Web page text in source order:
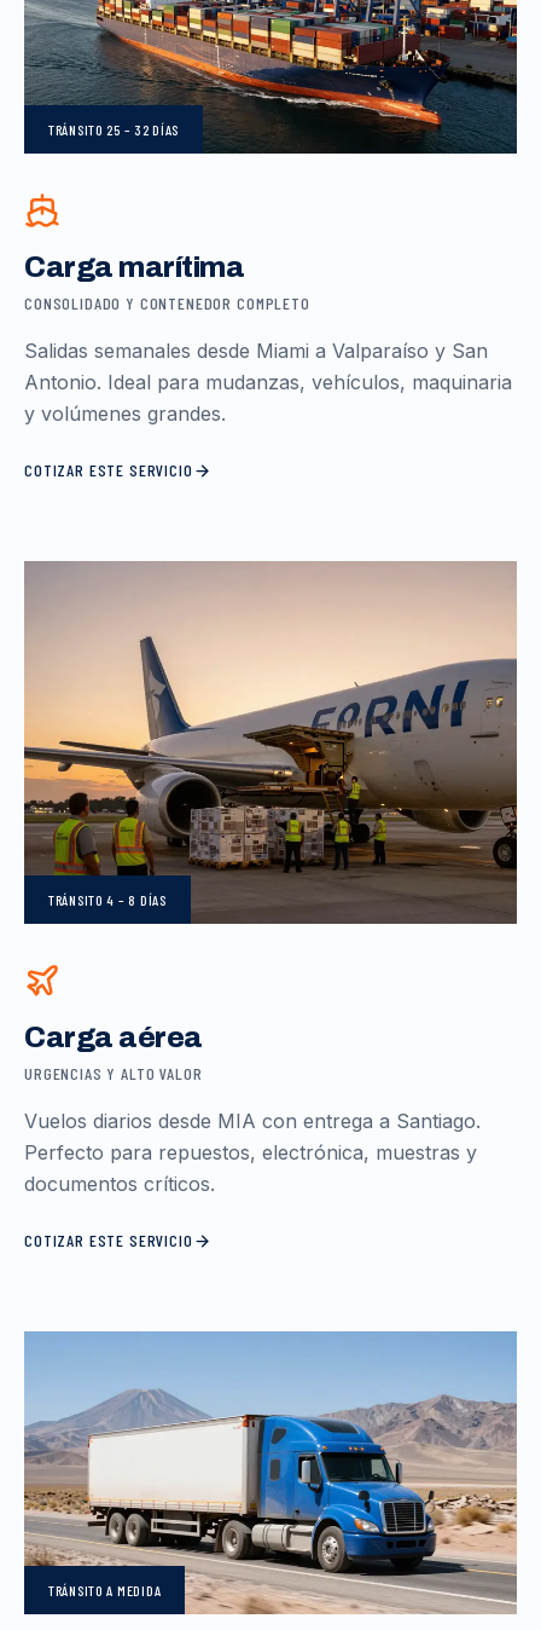
TRÁNSITO 25 – 32 DÍAS
Carga marítima
CONSOLIDADO Y CONTENEDOR COMPLETO
Salidas semanales desde Miami a Valparaíso y San
Antonio. Ideal para mudanzas, vehículos, maquinaria
y volúmenes grandes.
COTIZAR ESTE SERVICIO
TRÁNSITO4 – 8 DÍAS
Carga aérea
URGENCIAS Y ALTO VALOR
Vuelos diarios desde MIA con entrega a Santiago.
Perfecto para repuestos, electrónica, muestras y
documentos críticos.
COTIZAR ESTE SERVICIO
TRÁNSITOA MEDIDA